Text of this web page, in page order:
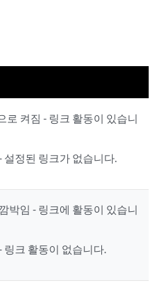
로 켜짐 - 링크 활동이 있습니
설정된 링크가 없습니다.
박임 - 링크에 활동이 있습니
링크 활동이 없습니다.